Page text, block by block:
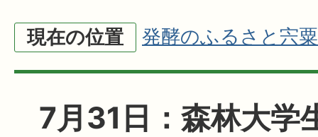
現在の位置 発酵のふるさと宍粟
7月31日：森林大学